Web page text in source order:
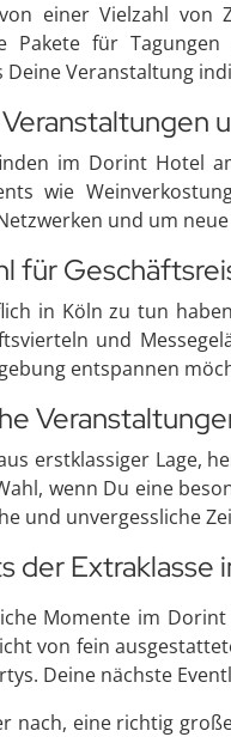
einer Vielzahl von
Pakete für
Deine Veranstaltung
im Dorint Hotel
wie
und um
für
in Köln zu tun
und
entspannen
erstklassiger Lage,
wenn Du eine
und unvergessliche
der Extraklasse
Momente im
von fein
Deine nächste
nach, eine richtig